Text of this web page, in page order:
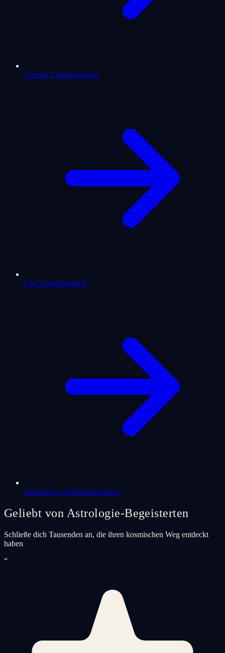
Gemini Tageshoroskop
Leo Tageshoroskop
Kostenloses Geburtshoroskop
Geliebt von Astrologie-Begeisterten
Schließe dich Tausenden an, die ihren kosmischen Weg entdeckt
haben
“